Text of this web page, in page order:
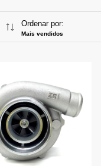
Ordenar por:
Mais vendidos